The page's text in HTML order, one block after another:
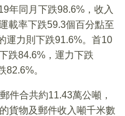
年同月下跌98.6%，收入
載率下跌59.3個百分點至
運力則下跌91.6%。首10
跌84.6%，運力下跌
82.6%。
件合共約11.43萬公噸，
貨物及郵件收入噸千米數